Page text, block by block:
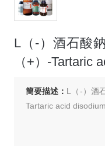
L（-）酒石酸
（+）-Tartaric
簡要描述： L（-）酒
Tartaric acid